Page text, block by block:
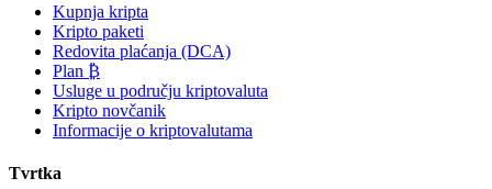
Kupnja kripta
Kripto paketi
Redovita plaćanja (DCA)
Plan ₿
Usluge u području kriptovaluta
Kripto novčanik
Informacije o kriptovalutama
Tvrtka